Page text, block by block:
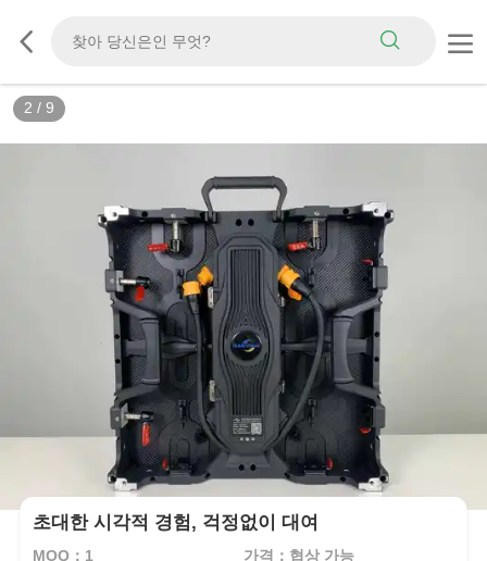
3 / 9
초대한 시각적 경험, 걱정없이 대여
MOQ：1 가격：협상 가능